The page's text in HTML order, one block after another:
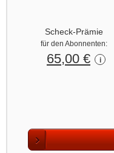
Scheck-Prämie
für den Abonnenten:
65,00 € i